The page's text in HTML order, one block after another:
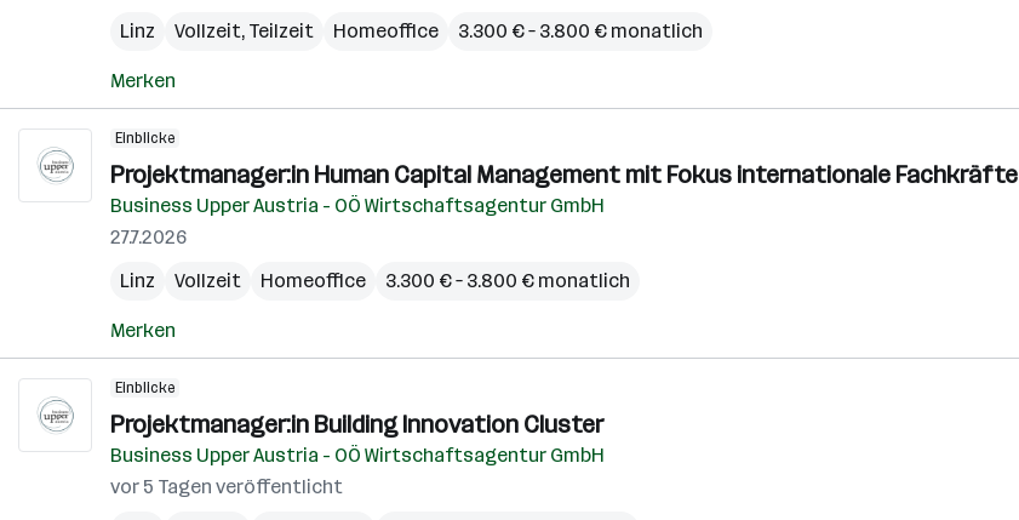
Linz
Vollzeit, Teilzeit Homeoffice 3.300 € – 3.800 € monatlich
Merken
Einblicke
Projektmanager:in Human Capital Management mit Fokus internationale Fachkräfte
Business Upper Austria - OÖ Wirtschaftsagentur GmbH
27.7.2026
Linz
Vollzeit Homeoffice 3.300 € – 3.800 € monatlich
Merken
Einblicke
Projektmanager:in Building Innovation Cluster
Business Upper Austria - OÖ Wirtschaftsagentur GmbH
vor 5 Tagen veröffentlicht